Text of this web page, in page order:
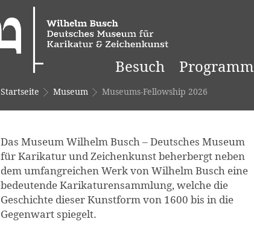
Besuch Programm
Startseite Museum Museums-Fellowship 2026
Das Museum Wilhelm Busch – Deutsches Museum
für Karikatur und Zeichenkunst beherbergt neben
dem umfangreichen Werk von Wilhelm Busch eine
bedeutende Karikaturensammlung, welche die
Geschichte dieser Kunstform von 1600 bis in die
Gegenwart spiegelt.